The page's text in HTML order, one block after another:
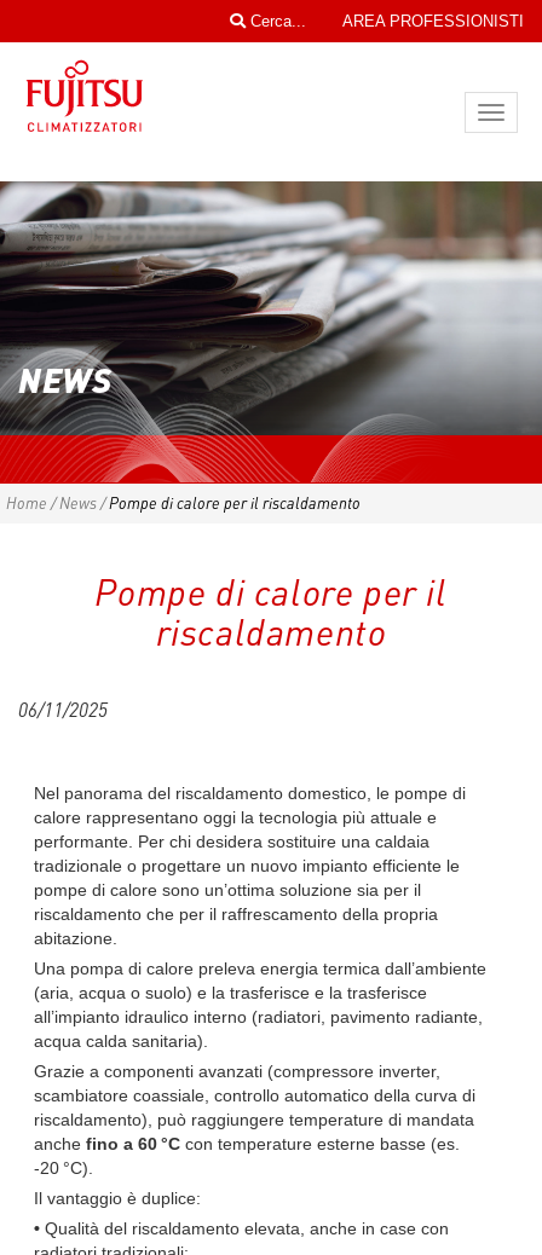
AREA PROFESSIONISTI
Cerca...
NEWS
Home /News/Pompe di calore per il riscaldamento
Pompe di calore per il
riscaldamento
06/11/2025
Nel panorama del riscaldamento domestico, le pompe di
calore rappresentano oggi la tecnologia più attuale e
performante. Per chi desidera sostituire una caldaia
tradizionale o progettare un nuovo impianto efficiente le
pompe di calore sono un’ottima soluzione sia per il
riscaldamento che per il raffrescamento della propria
abitazione.
Una pompa di calore preleva energia termica dall’ambiente
(aria, acqua o suolo) e la trasferisce e la trasferisce
all’impianto idraulico interno (radiatori, pavimento radiante,
acqua calda sanitaria).
Grazie a componenti avanzati (compressore inverter,
scambiatore coassiale, controllo automatico della curva di
riscaldamento), può raggiungere temperature di mandata
anche fino a 60 °Ccon temperature esterne basse (es.
‑20 °C).
Il vantaggio è duplice:
• Qualità del riscaldamento elevata, anche in case con